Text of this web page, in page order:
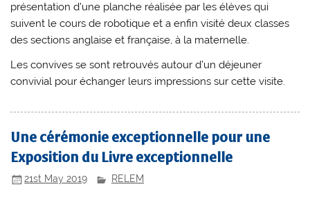
présentation d’une planche réalisée par les élèves qui
suivent le cours de robotique et a enfin visité deux classes
des sections anglaise et française, à la maternelle.
Les convives se sont retrouvés autour d’un déjeuner
convivial pour échanger leurs impressions sur cette visite.
Une cérémonie exceptionnelle pour une
Exposition du Livre exceptionnelle
21st May 2019 RELEM